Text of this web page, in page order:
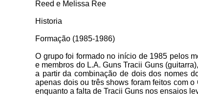
Reed e Melissa Ree
Historia
Formação (1985-1986)
O grupo foi formado no início de 1985 pelos
e membros do L.A. Guns Tracii Guns
a partir da combinação de dois dos nomes
apenas dois ou três shows foram feitos com
enquanto a falta de Tracii Guns nos ensaios